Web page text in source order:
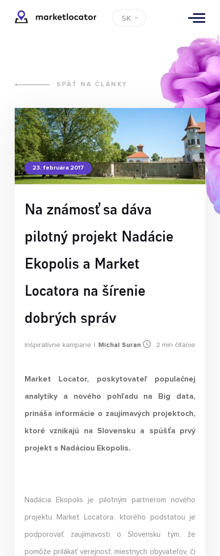
SK
SPÄŤ NA ČLÁNKY
23. februára 2017
Na známosť sa dáva
pilotný projekt Nadácie
Ekopolis a Market
Locatora na šírenie
dobrých správ
Inšpiratívne kampane Michal Suran 2 min čítanie
Market Locator, poskytovateľ populačnej
analytiky a nového pohľadu na Big data,
prináša informácie o zaujímavých projektoch,
ktoré vznikajú na Slovensku a spúšťa prvý
projekt s Nadáciou Ekopolis.
Nadácia Ekopolis je pilotným partnerom nového
projektu Market Locatora, ktorého podstatou je
podporovať zaujímavosti o Slovensku tým, že
pomôže prilákať verejnosť, miestnych obyvateľov, či